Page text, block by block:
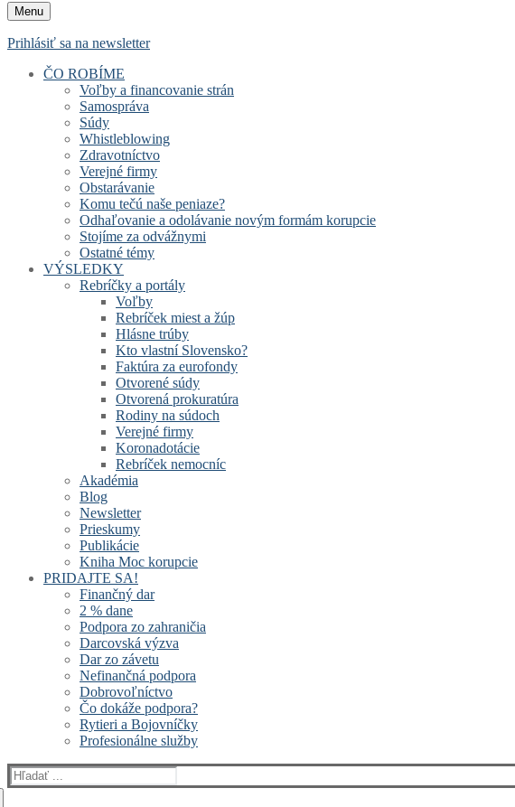
Menu
Prihlásiť sa na newsletter
ČO ROBÍME
Voľby a financovanie strán
Samospráva
Súdy
Whistleblowing
Zdravotníctvo
Verejné firmy
Obstarávanie
Komu tečú naše peniaze?
Odhaľovanie a odolávanie novým formám korupcie
Stojíme za odvážnymi
Ostatné témy
VÝSLEDKY
Rebríčky a portály
Voľby
Rebríček miest a žúp
Hlásne trúby
Kto vlastní Slovensko?
Faktúra za eurofondy
Otvorené súdy
Otvorená prokuratúra
Rodiny na súdoch
Verejné firmy
Koronadotácie
Rebríček nemocníc
Akadémia
Blog
Newsletter
Prieskumy
Publikácie
Kniha Moc korupcie
PRIDAJTE SA!
Finančný dar
2 % dane
Podpora zo zahraničia
Darcovská výzva
Dar zo závetu
Nefinančná podpora
Dobrovoľníctvo
Čo dokáže podpora?
Rytieri a Bojovníčky
Profesionálne služby
Hľadať: